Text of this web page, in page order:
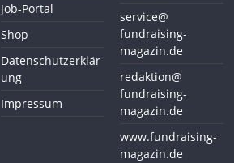
Job-Portal
Shop
Datenschutzerklär
ung
Impressum
service@
fundraising-
magazin.de
redaktion@
fundraising-
magazin.de
www.fundraising-
magazin.de